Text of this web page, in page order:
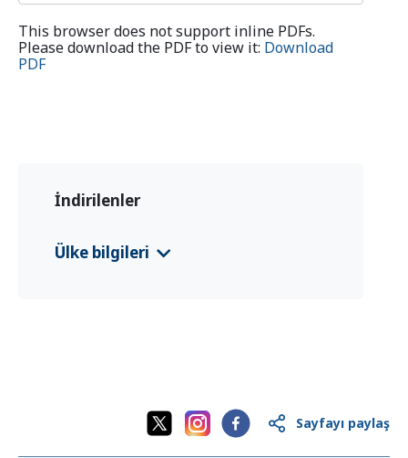
This browser does not support inline PDFs.
Please download the PDF to view it: Download
PDF
İndirilenler
Ülke bilgileri
CFS 2024 République de Côte d'Ivoire
(Français)
Sayfayı paylaş